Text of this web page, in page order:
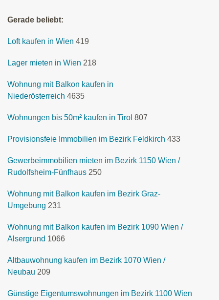
Gerade beliebt:
Loft kaufen in Wien 419
Lager mieten in Wien 218
Wohnung mit Balkon kaufen in
Niederösterreich 4635
Wohnungen bis 50m² kaufen in Tirol 807
Provisionsfeie Immobilien im Bezirk Feldkirch 433
Gewerbeimmobilien mieten im Bezirk 1150 Wien /
Rudolfsheim-Fünfhaus 250
Wohnung mit Balkon kaufen im Bezirk Graz-
Umgebung 231
Wohnung mit Balkon kaufen im Bezirk 1090 Wien /
Alsergrund 1066
Altbauwohnung kaufen im Bezirk 1070 Wien /
Neubau 209
Günstige Eigentumswohnungen im Bezirk 1100 Wien